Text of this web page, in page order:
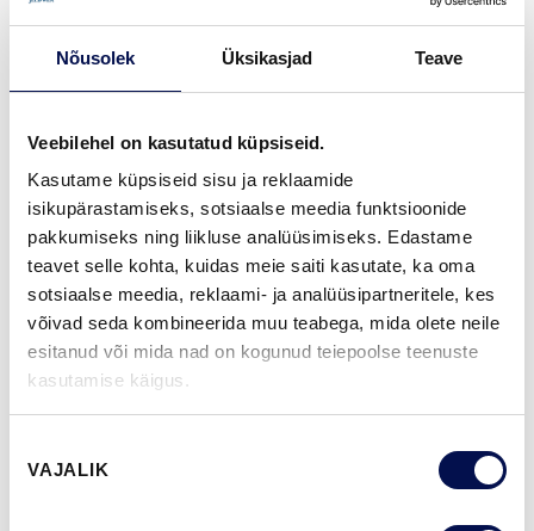
Nõusolek Üksikasjad Teave
Veebilehel on kasutatud küpsiseid.
Kasutame küpsiseid sisu ja reklaamide
isikupärastamiseks, sotsiaalse meedia funktsioonide
pakkumiseks ning liikluse analüüsimiseks. Edastame
teavet selle kohta, kuidas meie saiti kasutate, ka oma
sotsiaalse meedia, reklaami- ja analüüsipartneritele, kes
võivad seda kombineerida muu teabega, mida olete neile
esitanud või mida nad on kogunud teiepoolse teenuste
kasutamise käigus.
valik
VAJALIK
VIIMISTLUS (2)
MÕÕDUD
LEIA EDASIMÜÜJA
VAATA
Võta meiega